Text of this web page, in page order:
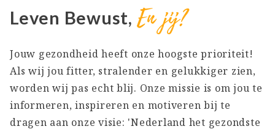
Leven Bewust, En jij?
Jouw gezondheid heeft onze hoogste prioriteit!
Als wij jou fitter, stralender en gelukkiger zien,
worden wij pas echt blij. Onze missie is om jou te
informeren, inspireren en motiveren bij te
dragen aan onze visie: 'Nederland het gezondste